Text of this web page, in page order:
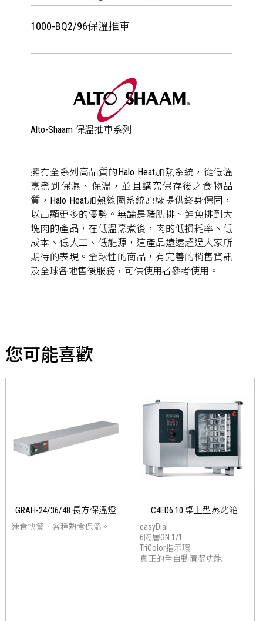
1000-BQ2/96保溫推車
Alto-Shaam 保溫推車系列
擁有全系列高品質的Halo Heat加熱系統，從低溫
烹煮到保濕、保溫，並且講究保存後之食物品
質，Halo Heat加熱線圈系統原廠提供終身保固，
以凸顯更多的優勢。無論是豬肋排、鮭魚排到大
塊肉的產品，在低溫烹煮後，肉的低損耗率、低
成本、低人工、低能源，這產品遠遠超過大家所
期待的表現。全球性的商品，有完善的梢售資訊
及全球各地售後服務，可供使用者參考使用。
您可能喜歡
GRAH-24/36/48 長方保溫燈
速食快餐、各種熱食保溫。
C4ED6.10 桌上型蒸烤箱
easyDial
6隔層GN 1/1
TriColor指示環
真正的全自動清潔功能